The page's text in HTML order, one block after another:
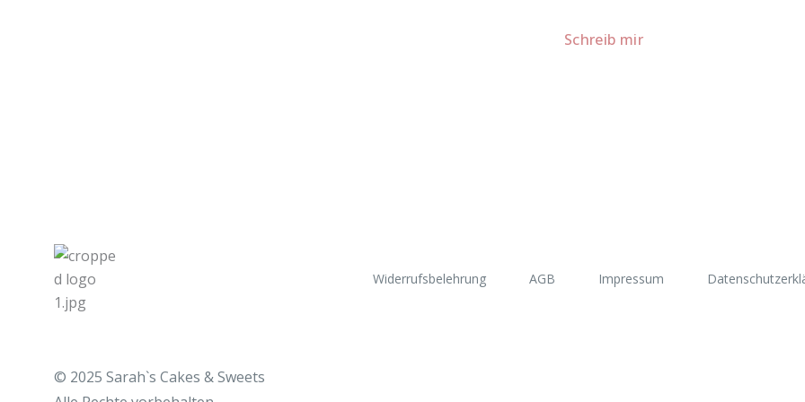
Schreib mir
Widerrufsbelehrung AGB Impressum
© 2025 Sarah`s Cakes & Sweets